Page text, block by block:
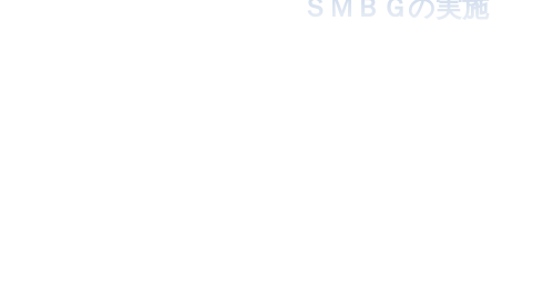
ＳＭＢＧの実施